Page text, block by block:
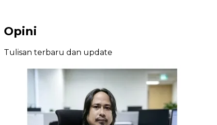
Opini
Tulisan terbaru dan update